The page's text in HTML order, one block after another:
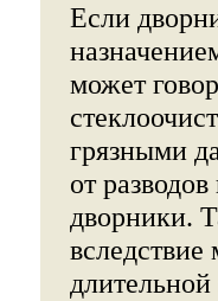
Если
может
грязными
от
дворники.